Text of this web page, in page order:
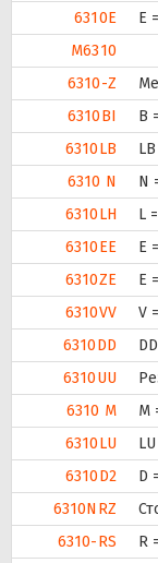
6310E
Е
M6310
6310-Z
6310BI
B
6310LB
6310 N
N
6310LH
L
6310EE
Е
6310ZE
Е
6310VV
V
6310DD
6310UU
6310 M
M
6310LU
6310D2
D
6310NRZ
6310-RS
R